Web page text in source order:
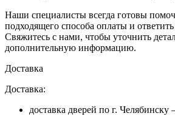
Наши специалисты всегда готовы
подходящего способа оплаты и
Свяжитесь с нами, чтобы уточнить
дополнительную информацию.
Доставка
Доставка:
доставка дверей по г. Челябинску